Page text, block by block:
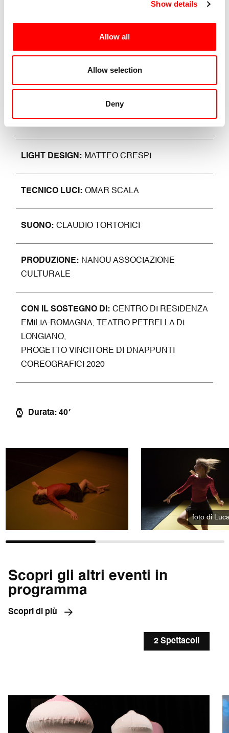
Show details
Allow all
Allow selection
Deny
Anticorpi” (con Alessandro Pontremoli, Edizioni
produzione della danza.
COREOGRAFIA E PERFORMANCE
TANSINI
LIGHT DESIGN MATTEO CRESPI
TECNICO LUCI OMAR SCALA
SUONO CLAUDIO TORTORICI
PRODUZIONE
NANOU ASSOCIAZIONE
CULTURALE
CON IL SOSTEGNO DI
CENTRO DI RESIDENZA
EMILIA-ROMAGNA, TEATRO PETRELLA DI
LONGIANO,
PROGETTO VINCITORE DI DNAPPUNTI
COREOGRAFICI 2020
Durata: 40′
foto di
Scopri gli altri eventi in
programma
Scopri di più
2 Spettacoli